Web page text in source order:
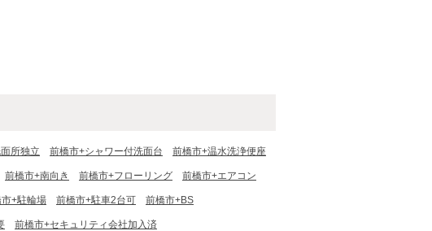
所独立 前橋市+シャワー付洗面台 前橋市+温水洗浄便座
前橋市+南向き 前橋市+フローリング 前橋市+エアコン
+駐輪場 前橋市+駐車2台可 前橋市+BS
前橋市+セキュリティ会社加入済